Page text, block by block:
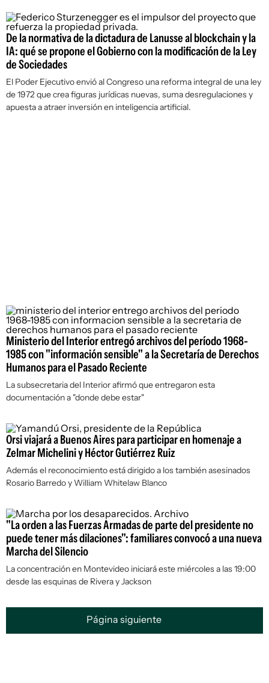
De la normativa de la dictadura de Lanusse al blockchain y la
IA: qué se propone el Gobierno con la modificación de la Ley
de Sociedades
El Poder Ejecutivo envió al Congreso una reforma integral de una ley
de 1972 que crea figuras jurídicas nuevas, suma desregulaciones y
apuesta a atraer inversión en inteligencia artificial.
Ministerio del Interior entregó archivos del período 1968-
1985 con "información sensible" a la Secretaría de Derechos
Humanos para el Pasado Reciente
La subsecretaria del Interior afirmó que entregaron esta
documentación a "donde debe estar"
Orsi viajará a Buenos Aires para participar en homenaje a
Zelmar Michelini y Héctor Gutiérrez Ruiz
Además el reconocimiento está dirigido a los también asesinados
Rosario Barredo y William Whitelaw Blanco
"La orden a las Fuerzas Armadas de parte del presidente no
puede tener más dilaciones": familiares convocó a una nueva
Marcha del Silencio
La concentración en Montevideo iniciará este miércoles a las 19:00
desde las esquinas de Rivera y Jackson
Página siguiente